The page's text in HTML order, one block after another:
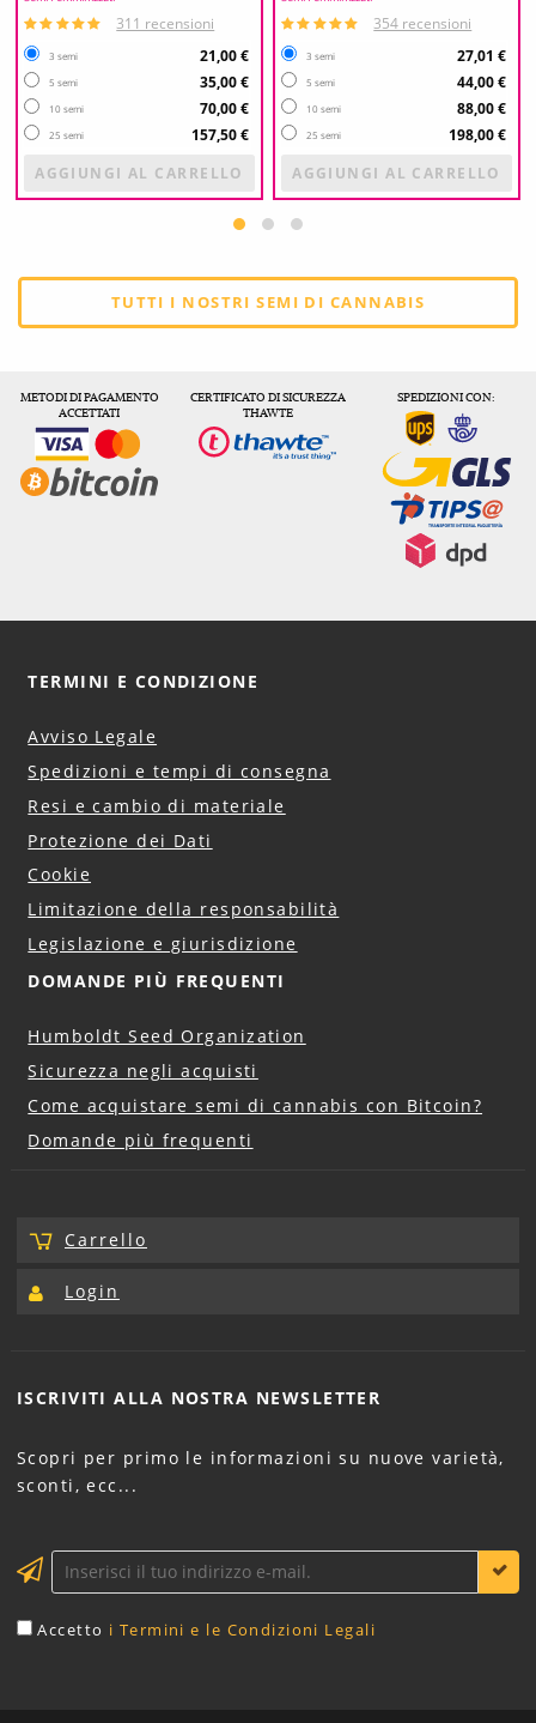
311 recensioni
3 semi 21,00 €
5 semi 35,00 €
10 semi 70,00 €
25 semi
157,50 €
AGGIUNGI AL CARRELLO
354 recensioni
3 semi 27,01 €
5 semi 44,00 €
10 semi 88,00 €
25 semi
198,00 €
AGGIUNGI AL CARRELLO
TUTTI I NOSTRI SEMI DI CANNABIS
METODI DI PAGAMENTO
ACCETTATI
CERTIFICATO DI SICUREZZA
THAWTE
SPEDIZIONI CON:
TERMINI E CONDIZIONE
Avviso Legale
Spedizioni e tempi di consegna
Resi e cambio di materiale
Protezione dei Dati
Cookie
Limitazione della responsabilità
Legislazione e giurisdizione
DOMANDE PIÙ FREQUENTI
Humboldt Seed Organization
Sicurezza negli acquisti
Come acquistare semi di cannabis con Bitcoin?
Domande più frequenti
Carrello
Login
ISCRIVITI ALLA NOSTRA NEWSLETTER
Scopri per primo le informazioni su nuove varietà,
sconti, ecc...
Accetto i Termini e le Condizioni Legali